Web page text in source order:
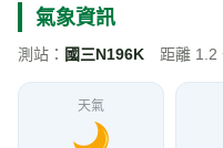
氣象資訊
測站： 國三N196K 距離 1.2
天氣